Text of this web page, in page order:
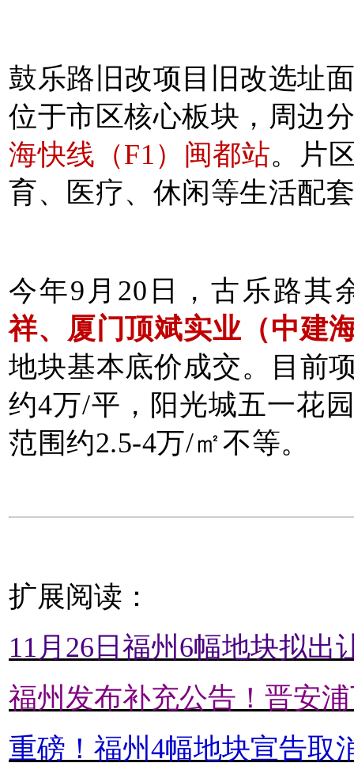
鼓乐路旧改项目旧改选址
位于市区核心板块，周边
海快线（F1）闽都站。片
育、医疗、休闲等生活配
今年9月20日，古乐路其
祥、厦门顶斌实业（中建
地块基本底价成交。目前
约4万/平，阳光城五一花
范围约2.5-4万/㎡不等。
扩展阅读：
11月26日福州6幅地块拟出
福州发布补充公告！晋安
重磅！福州4幅地块宣告取